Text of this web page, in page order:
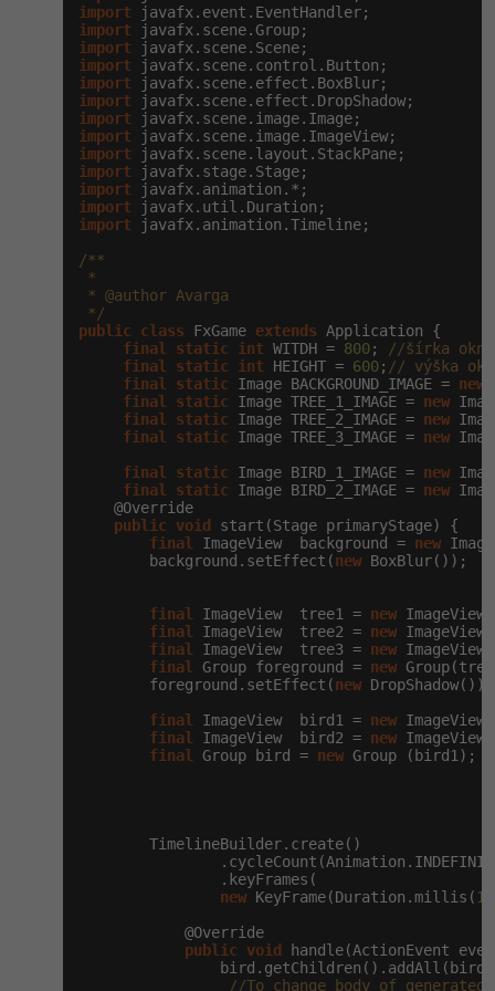
Copywriter
WordPress specialista
SEO specialista
Algoritmy -41%
Umělá inteligence (AI) -10%
Pro děti
Více
Kurzy e-commerce
Testování softwaru
Datová analýza
Digitální gramotnost
Marketing -30%
WordPress
-30%
Business
-25%
Google Dokumenty
Time management
Kurzy designu
HTML/CSS -80%
Photoshop
Adobe Illustrator
Adobe Lightroom -30%
Adobe XD -15%
Adobe InDesign -25%
Adobe After Effects
-80%
Příběhy absolventů
import
import
import
import
import
import
import
import
import
import
import
import
import javafx.animation.Timeline;
/**
*
* @author Avarga
*/
public
class FxGame extends Application {
final
static int WITDH = 800;
//šírka okna
final
static int HEIGHT = 600; // výška
final
static Image BACKGROUND_IMAGE = new
final
static Image TREE_1_IMAGE = new
final
static Image TREE_2_IMAGE = new
final
static Image TREE_3_IMAGE = new
final
static Image BIRD_1_IMAGE = new
final
static Image BIRD_2_IMAGE = new
    @Override
public
void
start(Stage primaryStage) {
final
ImageView  background = new
        background.setEffect(
new BoxBlur());
final ImageView  tree1 = new
final
ImageView  tree2 = new
final
ImageView  tree3 = new
final
Group foreground = new
        foreground.setEffect(
new DropShadow());
final
ImageView  bird1 = new
final
ImageView  bird2 = new
final
Group bird = new Group (bird1);
        TimelineBuilder.create()
                .keyFrames(
new KeyFrame(Duration.millis(
            @Override
public
void
handle(ActionEvent
//To change body of